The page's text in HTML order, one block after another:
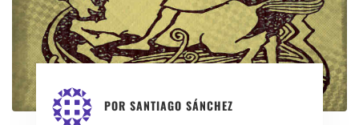
POR SANTIAGO SÁNCHEZ